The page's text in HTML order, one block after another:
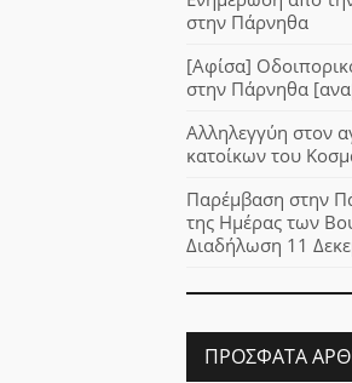
στην Πάρνηθα
[Αφίσα]
στην Πάρνηθα
Αλληλεγγύη στον
κατοίκων του
Παρέμβαση στην
της Ημέρας των
Διαδήλωση 11
ΠΡΌΣΦΑΤΑ